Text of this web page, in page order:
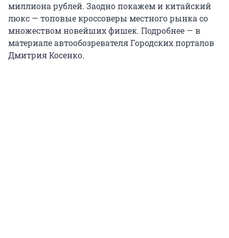
миллиона рублей. Заодно покажем и китайский
люкс — топовые кроссоверы местного рынка со
множеством новейших фишек. Подробнее — в
материале автообозревателя Городских порталов
Дмитрия Косенко.